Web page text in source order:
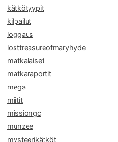
kätkötyypit
kilpailut
loggaus
losttreasureofmaryhyde
matkalaiset
matkaraportit
mega
miitit
missiongc
munzee
mysteerikätköt